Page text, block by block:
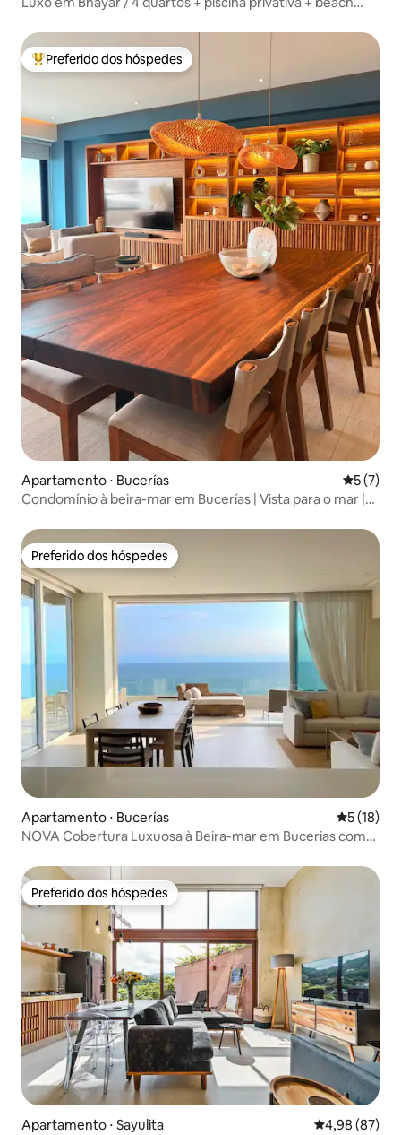
Entre os melhores preferidos dos hóspedes
Preferido dos hóspedes
Apartamento ⋅ Bucerías 5 de
5 (7)
Condomínio à beira-mar em Bucerías | Vista para o mar |
Preferido dos hóspedes
Preferido dos hóspedes
Apartamento ⋅ Bucerías 5 de uma
5 (18)
NOVA Cobertura Luxuosa à Beira-mar em Bucerias com
Preferido dos hóspedes
Preferido dos hóspedes
Apartamento ⋅ Sayulita 4,98 de uma
4,98 (87)